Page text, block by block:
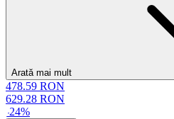
Arată mai mult
478.59 RON
629.28 RON
-24%